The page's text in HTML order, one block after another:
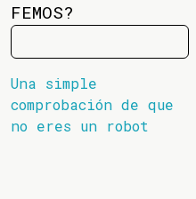
FEMOS?
Una simple
comprobación de que
no eres un robot